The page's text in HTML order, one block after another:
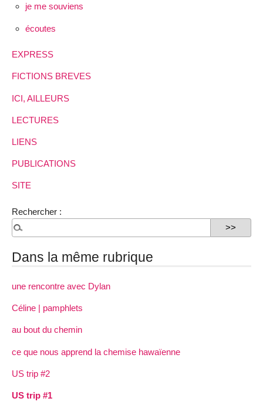
je me souviens
écoutes
EXPRESS
FICTIONS BREVES
ICI, AILLEURS
LECTURES
LIENS
PUBLICATIONS
SITE
Rechercher :
Dans la même rubrique
une rencontre avec Dylan
Céline | pamphlets
au bout du chemin
ce que nous apprend la chemise hawaïenne
US trip #2
US trip #1